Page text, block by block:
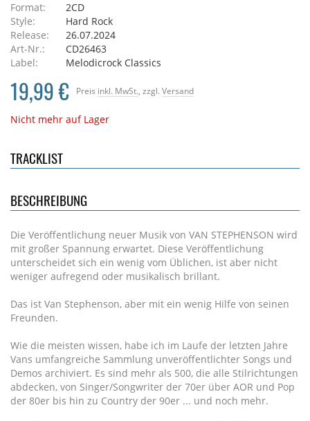
Format:
2CD
Style:
Hard Rock
Release:
26.07.2024
Art-Nr.:
CD26463
Label:
Melodicrock Classics
Preis inkl. MwSt. , zzgl. Versand
19,99 €
Nicht mehr auf Lager
TRACKLIST
BESCHREIBUNG
Die Veröffentlichung neuer Musik von VAN STEPHENSON wird
mit großer Spannung erwartet. Diese Veröffentlichung
unterscheidet sich ein wenig vom Üblichen, ist aber nicht
weniger aufregend oder musikalisch brillant.
Das ist Van Stephenson, aber mit ein wenig Hilfe von seinen
Freunden.
Wie die meisten wissen, habe ich im Laufe der letzten Jahre
Vans umfangreiche Sammlung unveröffentlichter Songs und
Demos archiviert. Es sind mehr als 500, die alle Stilrichtungen
abdecken, von Singer/Songwriter der 70er über AOR und Pop
der 80er bis hin zu Country der 90er ... und noch mehr.